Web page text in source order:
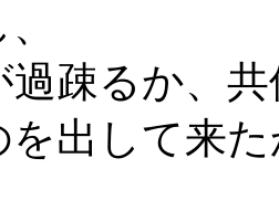
過疎るか、
を出して来